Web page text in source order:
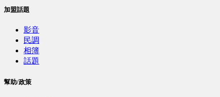
加盟話題
影音
民調
相簿
話題
幫助/政策